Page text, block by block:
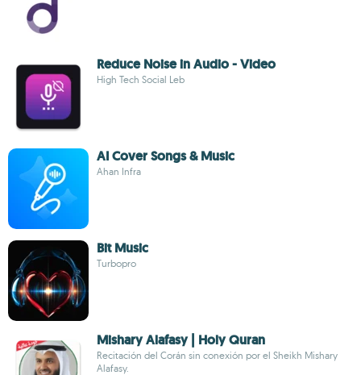
Reduce Noise in Audio - Video
High Tech Social Leb
AI Cover Songs & Music
Ahan Infra
Bit Music
Turbopro
Mishary Alafasy | Holy Quran
Recitación del Corán sin conexión por el Sheikh Mishary
Alafasy.